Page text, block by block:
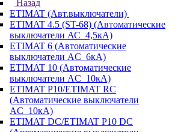
Назад
ETIMAT (Авт.выключатели)
ETIMAT 4.5 (ST-68) (Автоматические
выключатели АС_4,5кА)
ETIMAT 6 (Автоматические
выключатели AC_6кА)
ETIMAT 10 (Автоматические
выключатели AC_10кА)
ETIMAT P10/ETIMAT RC
(Автоматические выключатели
AC_10кА)
ETIMAT DC/ETIMAT P10 DC